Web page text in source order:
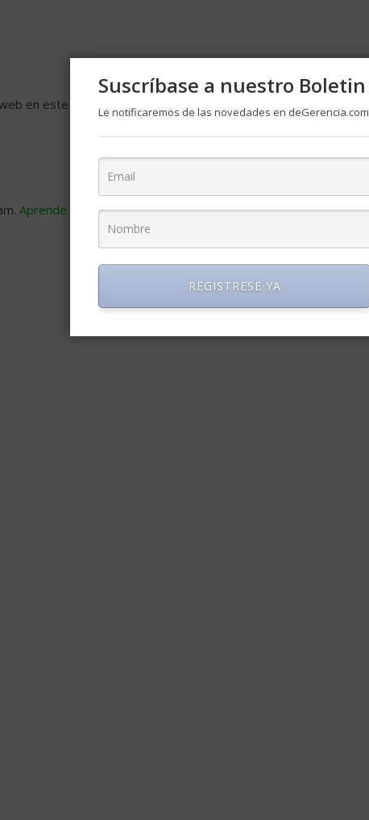
en este navegador para la próxima vez que comente.
Aprende cómo se procesan los datos de tus comentarios.
Suscríbase a nuestro Boletin
Le notificaremos de las novedades en deGerencia.com
REGISTRESE YA